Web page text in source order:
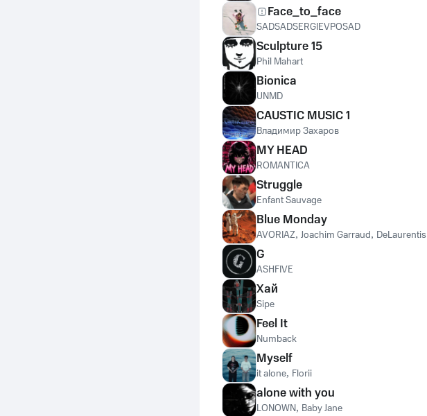
Face_to_face
SADSADSERGIEVPOSAD
Sculpture 15
Phil Mahart
Bionica
UNMD
CAUSTIC MUSIC 1
Владимир Захаров
MY HEAD
ROMANTICA
Struggle
Enfant Sauvage
Blue Monday
AVORIAZ, Joachim Garraud, DeLaurentis
G
ASHFIVE
Хай
Sipe
Feel It
Numback
Myself
it alone, Florii
alone with you
LONOWN, Baby Jane